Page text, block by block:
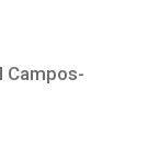
Campos-